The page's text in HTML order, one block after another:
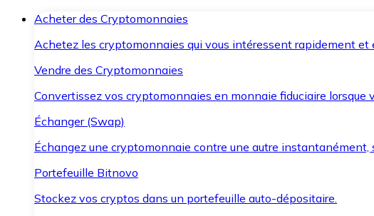
Acheter des Cryptomonnaies
Achetez les cryptomonnaies qui vous intéressent rapidement et
Vendre des Cryptomonnaies
Convertissez vos cryptomonnaies en monnaie fiduciaire lorsque
Échanger (Swap)
Échangez une cryptomonnaie contre une autre instantanément,
Portefeuille Bitnovo
Stockez vos cryptos dans un portefeuille auto-dépositaire.